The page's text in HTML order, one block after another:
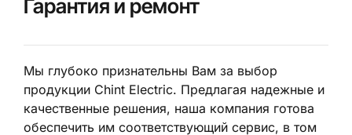
Гарантия и ремонт
Мы глубоко признательны Вам за выбор
продукции Chint Electric. Предлагая надежные и
качественные решения, наша компания готова
обеспечить им соответствующий сервис, в том